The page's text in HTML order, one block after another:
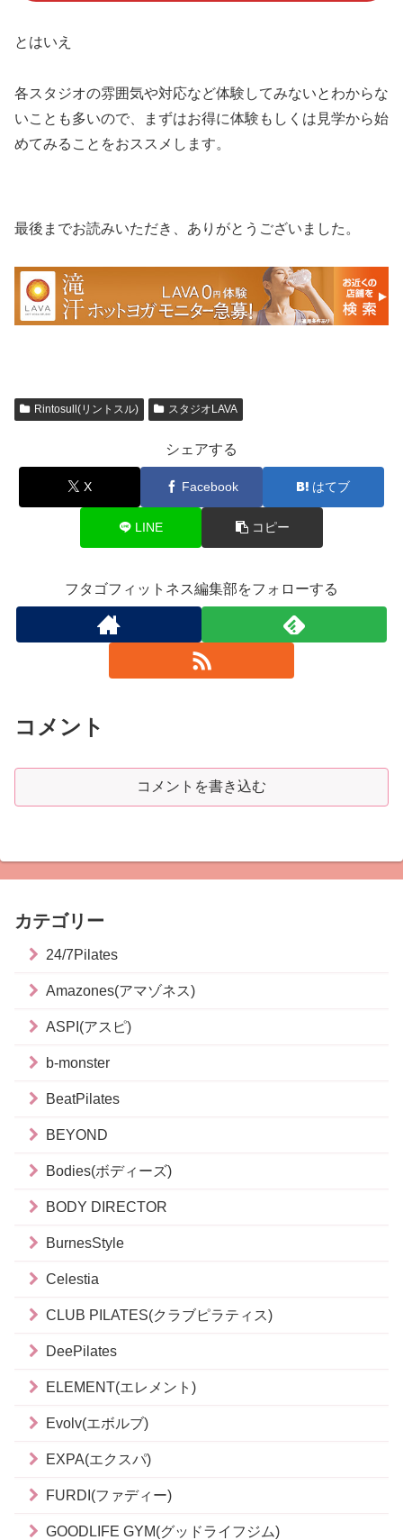
とはいえ
各スタジオの雰囲気や対応など体験してみないとわからな
いことも多いので、まずはお得に体験もしくは見学から始
めてみることをおススメします。
最後までお読みいただき、ありがとうございました。
Rintosull(リントスル) スタジオLAVA
シェアする
X Facebook はてブ
LINE コピー
フタゴフィットネス編集部をフォローする
コメント
コメントを書き込む
カテゴリー
24/7Pilates
Amazones(アマゾネス)
ASPI(アスピ)
b-monster
BeatPilates
BEYOND
Bodies(ボディーズ)
BODY DIRECTOR
BurnesStyle
Celestia
CLUB PILATES(クラブピラティス)
DeePilates
ELEMENT(エレメント)
Evolv(エボルブ)
EXPA(エクスパ)
FURDI(ファディー)
GOODLIFE GYM(グッドライフジム)